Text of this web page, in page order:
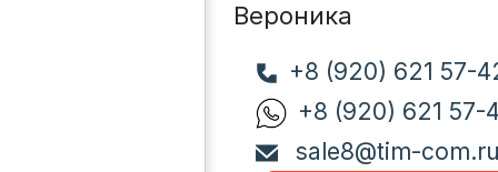
Вероника
+8 (920) 621 57-
+8 (920) 621 57-
sale8@tim-